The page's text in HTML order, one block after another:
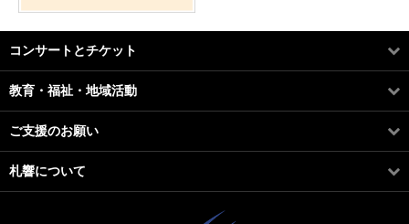
コンサートとチケット
教育・福祉・地域活動
ご支援のお願い
札響について